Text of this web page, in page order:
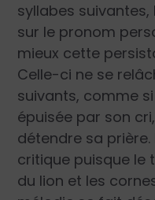
syllabes
sur le pronom
mieux cette
Celle-ci ne se
suivants, comme
épuisée par son
détendre sa
critique puisque le
du lion et les